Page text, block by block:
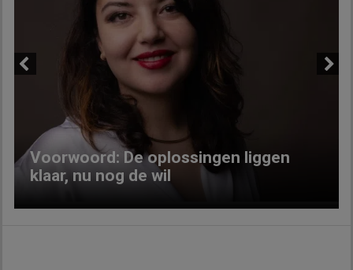
Voorwoord: De oplossingen liggen
klaar, nu nog de wil